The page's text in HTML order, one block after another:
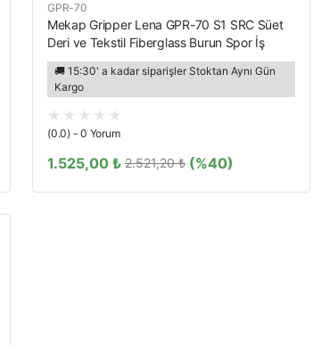
GPR-70
Mekap Gripper Lena GPR-70 S1 SRC Süet
Deri ve Tekstil Fiberglass Burun Spor İş
Ayakkabısı
🚚 15:30' a kadar siparişler Stoktan Aynı Gün
Kargo
(0.0) - 0 Yorum
1.525,00 ₺ 2.521,20 ₺ (%40)